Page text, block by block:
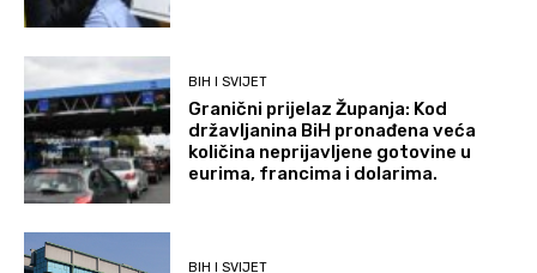
BIH I SVIJET
Granični prijelaz Županja: Kod
državljanina BiH pronađena veća
količina neprijavljene gotovine u
eurima, francima i dolarima.
BIH I SVIJET